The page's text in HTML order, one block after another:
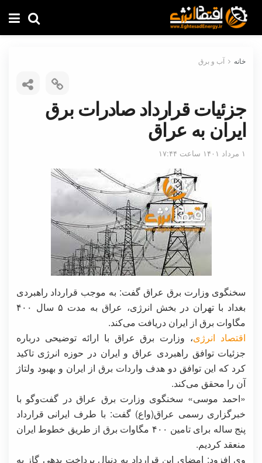
خانه آب و برق
جزئیات قرارداد صادرات برق
ایران به عراق
۱ مرداد ۱۴۰۱ ساعت ۱۷:۴۴
سخنگوی وزارت برق عراق گفت: به موجب قرارداد راهبردی
بغداد با تهران در بخش انرژی، عراق به مدت ۵ سال ۴۰۰
مگاوات برق از ایران دریافت می‌کند.
اقتصاد انرژی، وزارت برق عراق با ارائه توضیحی درباره
جزئیات توافق راهبردی عراق و ایران در حوزه انرژی تاکید
کرد که این توافق دو هدف واردات برق از ایران و بهبود ولتاژ
آن را محقق می‌کند.
«احمد موسی» سخنگوی وزارت برق عراق در گفت‌وگو با
خبرگزاری رسمی عراق(واع) گفت: با طرف ایرانی قرارداد
پنج ساله برای تامین ۴۰۰ مگاوات برق از طریق خطوط ایران
منعقد کردیم.
وی افزود: امضای این قرارداد به دنبال پرداخت بدهی گاز به